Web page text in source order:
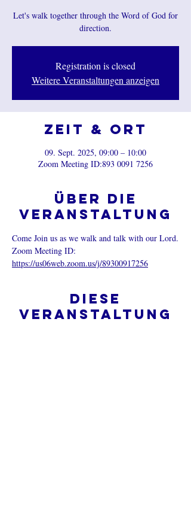
Let's walk together through the Word of God for
direction.
Registration is closed
Weitere Veranstaltungen anzeigen
Zeit & Ort
09. Sept. 2025, 09:00 – 10:00
Zoom Meeting ID:893 0091 7256
Über die
Veranstaltung
Come Join us as we walk and talk with our Lord.
Zoom Meeting ID:
https://us06web.zoom.us/j/89300917256
Diese
Veranstaltung